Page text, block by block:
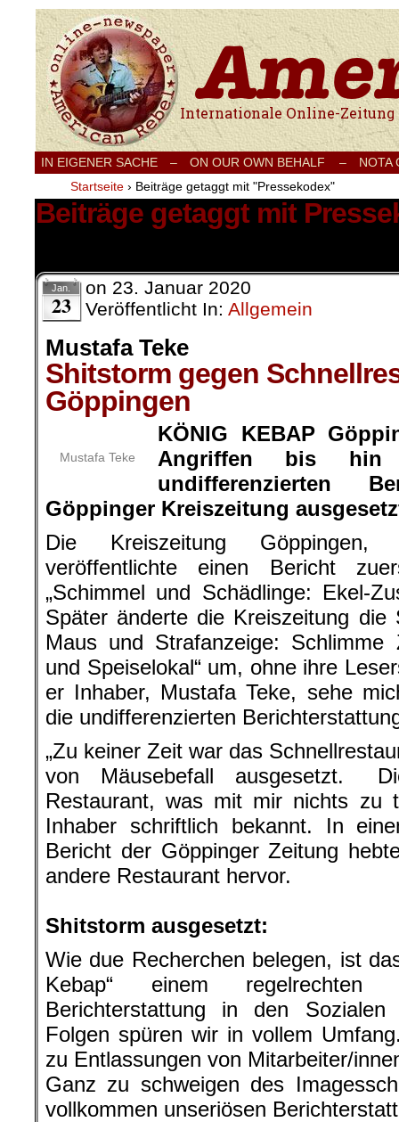
Internationale Onlinezeitung für Frieden,
IN EIGENER SACHE – ON OUR OWN BEHALF –
NOTA
Startseite › Beiträge getaggt mit "Pressekodex"
Beiträge getaggt mit
Jan.
23
on 23. Januar 2020
Veröffentlicht In: Allgemein
Mustafa Teke
Shitstorm gegen
Göppingen
Mustafa Teke
KÖNIG KEBAP
Angriffen bis hin
undifferenzierten
Göppinger Kreiszeitung
Die Kreiszeitung Göppingen,
veröffentlichte einen Bericht
„Schimmel und Schädlinge: Ekel-
Später änderte die Kreiszeitung die
Maus und Strafanzeige: Schlimme
und Speiselokal“ um, ohne ihre
er Inhaber, Mustafa Teke, sehe
die undifferenzierten
„Zu keiner Zeit war das
von Mäusebefall ausgesetzt.
Restaurant, was mit mir nichts zu
Inhaber schriftlich bekannt. In
Bericht der Göppinger Zeitung
andere Restaurant hervor.
Shitstorm ausgesetzt:
Wie due Recherchen belegen, ist
Kebap“ einem
Berichterstattung in den
Folgen spüren wir in vollem
zu Entlassungen von Mitarbeiter/
Ganz zu schweigen des
vollkommen unseriösen